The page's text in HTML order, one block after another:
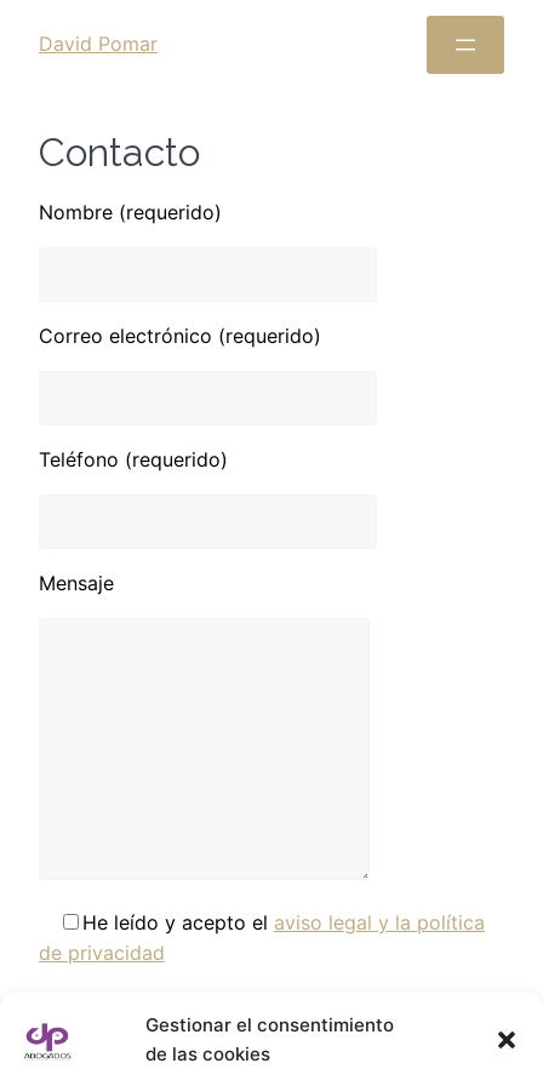
Gestionar el consentimiento
de las cookies
David Pomar
Contacto
Nombre (requerido)
Correo electrónico (requerido)
Teléfono (requerido)
Mensaje
He leído y acepto el aviso legal y la política
de privacidad
de 5 de Diciembre, sobre Protección de Datos de
Carácter Personal, se le informa que los datos